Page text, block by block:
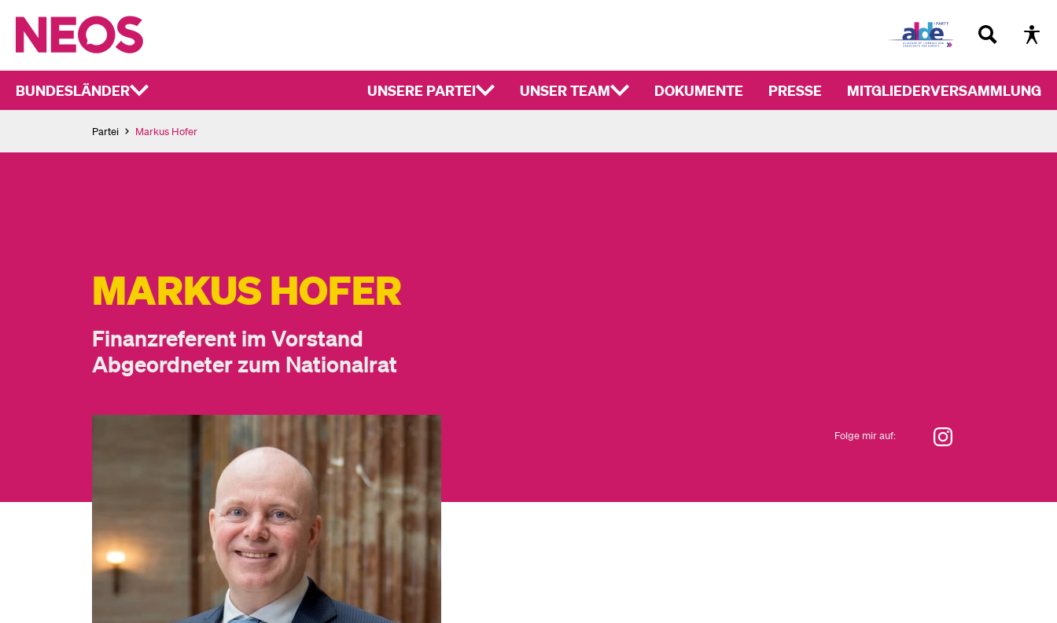
BUNDESLÄNDER UNSERE PARTEI UNSER TEAM DOKUMENTE PRESSE MITGLIEDERVERSAMMLUNG
Partei Markus Hofer
MARKUS HOFER
Finanzreferent im Vorstand
Abgeordneter zum Nationalrat
Folge mir auf: